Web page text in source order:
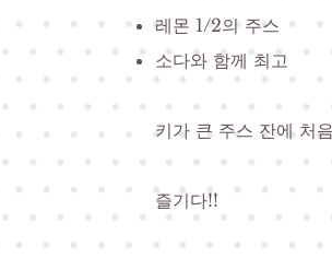
레몬 1/2의 주스
소다와 함께 최고
키가 큰 주스 잔에 처
즐기다!!